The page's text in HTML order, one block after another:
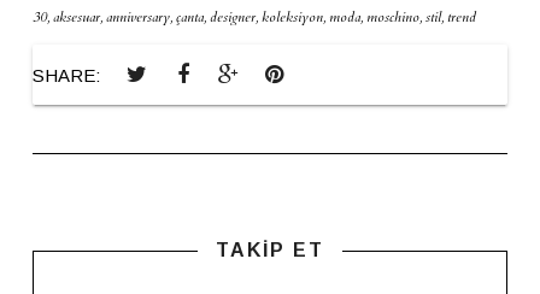
30,aksesuar,anniversary,çanta,designer,koleksiyon, moda, moschino,stil,trend
SHARE:
TAKİP ET